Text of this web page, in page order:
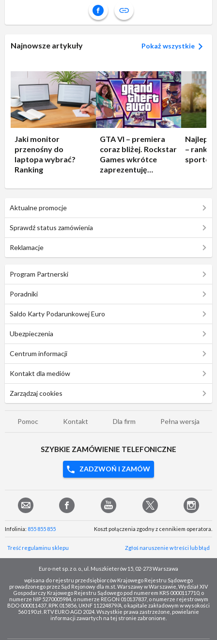
Najnowsze artykuły Pokaż wszystkie
Jaki monitor
przenośny do
laptopa wybrać?
Ranking
GTA VI – premiera
coraz bliżej. Rockstar
Games wkrótce
zaprezentuję
–
Aktualne promocje
Sprawdź status zamówienia
Reklamacje
Program Partnerski
Poradniki
Saldo Karty Podarunkowej Euro
Ubezpieczenia
Centrum informacji
Kontakt dla mediów
Zarządzaj cookies
Pomoc Kontakt Dla firm Pełna wersja
SZYBKIE ZAMÓWIENIE TELEFONICZNE
ZADZWOŃ I ZAMÓW
Infolinia: 855 855 855 Koszt połączenia zgodny z cennikiem operatora.
Treść regulaminu sklepu Zgłoś naruszenie w treści lub błąd
Euro-net sp. z o. o., ul. Muszkieterów 15, 02-273 Warszawa
wpisana do rejestru przedsiębiorców Krajowego Rejestru Sądowego
prowadzonego przez Sąd Rejonowy dla m.st. Warszawy w Warszawie, Wydział XIV
Gospodarczy Krajowego Rejestru Sądowego pod numerem KRS 0000117710, o
numerze NIP 5270005984, o numerze REGON 010137837, o numerze rejestrowym
BDO 000011437, RPK 015856, UKNF 11224879/A, o kapitale zakładowym w wysokości
560 190 zł. RTV EURO AGD 2024. Wszystkie prawa zastrzeżone, powielanie
informacji zawartych na tej stronie zabronione.